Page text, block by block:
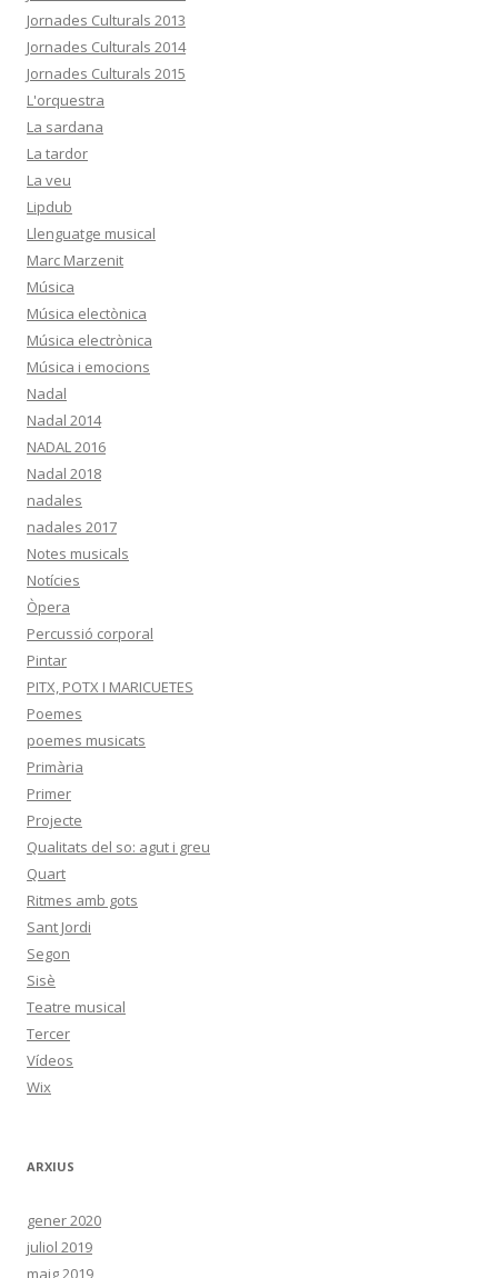
Jornades Culturals 2013
Jornades Culturals 2014
Jornades Culturals 2015
L'orquestra
La sardana
La tardor
La veu
Lipdub
Llenguatge musical
Marc Marzenit
Música
Música electònica
Música electrònica
Música i emocions
Nadal
Nadal 2014
NADAL 2016
Nadal 2018
nadales
nadales 2017
Notes musicals
Notícies
Òpera
Percussió corporal
Pintar
PITX, POTX I MARICUETES
Poemes
poemes musicats
Primària
Primer
Projecte
Qualitats del so: agut i greu
Quart
Ritmes amb gots
Sant Jordi
Segon
Sisè
Teatre musical
Tercer
Vídeos
Wix
ARXIUS
gener 2020
juliol 2019
maig 2019